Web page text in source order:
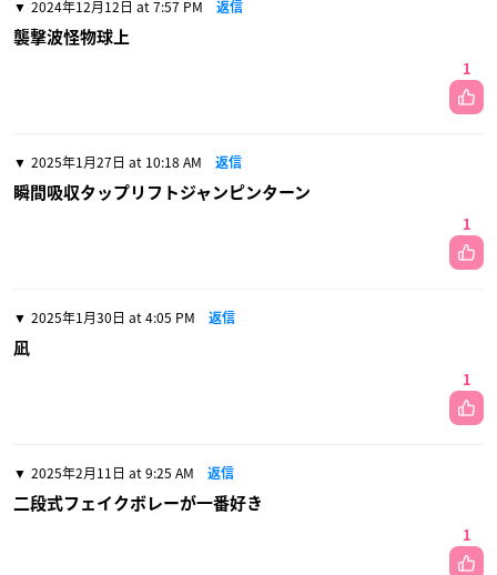
2024年12月12日 at 7:57 PM 返信
襲撃波怪物球上
1
2025年1月27日 at 10:18 AM 返信
瞬間吸収タップリフトジャンピンターン
1
2025年1月30日 at 4:05 PM 返信
凪
1
2025年2月11日 at 9:25 AM 返信
二段式フェイクボレーが一番好き
1